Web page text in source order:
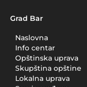
Grad Bar
Naslovna
Info centar
Opštinska uprava
Skupština opštine
Lokalna uprava